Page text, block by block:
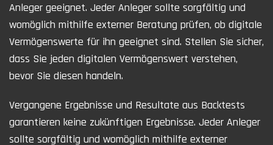
Anleger geeignet. Jeder Anleger sollte sorgfältig und
womöglich mithilfe externer Beratung prüfen, ob digitale
Vermögenswerte für ihn geeignet sind. Stellen Sie sicher,
dass Sie jeden digitalen Vermögenswert verstehen,
bevor Sie diesen handeln.
Vergangene Ergebnisse und Resultate aus Backtests
garantieren keine zukünftigen Ergebnisse. Jeder Anleger
sollte sorgfältig und womöglich mithilfe externer